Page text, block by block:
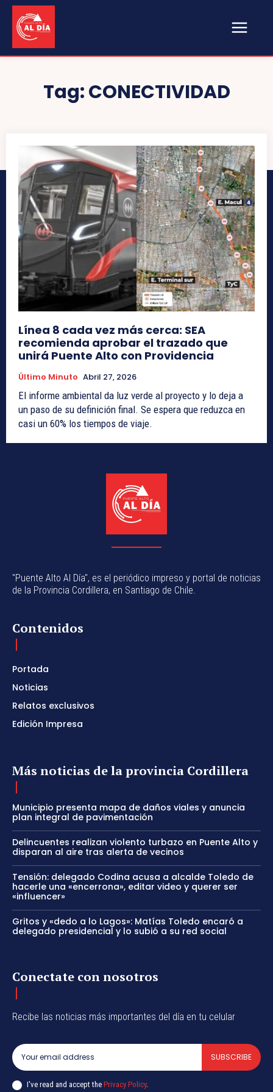
Tag:CONECTIVIDAD
Línea 8 cada vez más cerca: SEA
recomienda aprobar el trazado que
unirá Puente Alto con Providencia
Último Minuto Abril 27, 2026
El informe ambiental da luz verde al proyecto y lo deja a
un paso de su definición final. Se espera que reduzca en
casi un 60% los tiempos de viaje.
"Puente Alto Al Día", es el periódico impreso y portal de noticias
de la Provincia Cordillera, en Santiago de Chile.
Contenidos
Portada
Noticias
Relatos exclusivos
Edición Impresa
Más noticias de la provincia Cordillera
Municipio presenta mapa de daños viales y anuncia
plan integral de pavimentación
Delincuentes realizan violento turbazo en Puente Alto y
disparan al aire tras alerta de vecinos
Tensión: delegado Codina acusa a alcalde Toledo de
hacerle una «encerrona», editar video y querer ser
«influencer»
Gritos y «dedo a lo Lagos»: Matías Toledo encaró a
delegado presidencial y lo subió a su red social
Conectate con nosotros
Recibe las noticias más importantes del día en tu celular
SUBSCRIBE
I've read and accept the Privacy Policy.